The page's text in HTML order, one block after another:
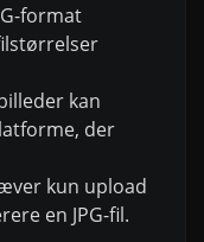
format
kan
der
kun upload
en JPG-fil.